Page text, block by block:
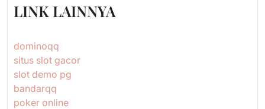
LINK LAINNYA
dominoqq
situs slot gacor
slot demo pg
bandarqq
poker online